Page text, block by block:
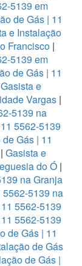
5139 em
de Gás | 11
e Instalação
Francisco |
5139 em
de Gás | 11
Gasista e
Vargas |
5139 na
5562-5139
Gás | 11
Gasista e
do Ó |
na Granja
5562-5139 na
5562-5139
5562-5139
de Gás | 11
de Gás
de Gás |